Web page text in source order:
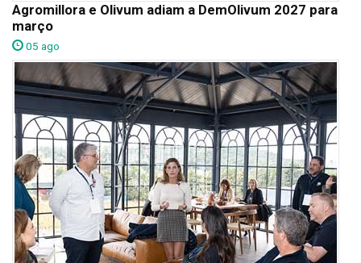
Agromillora e Olivum adiam a DemOlivum 2027 para
março
05 ago